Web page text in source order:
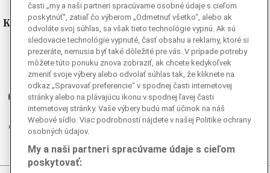
Kde nás nájdete
Facebook
Instagram
Ganjing
Youtube
Twitter
Telegram
časti „my a naši partneri spracúvame osobné údaje s cieľom
poskytnúť“, zatiaľ čo výberom „Odmetnuť všetko“, alebo ak
odvoláte svoj súhlas, sa však tieto technológie vypnú. Ak sú
sledovacie technológie vypnuté, časť obsahu a reklamy, ktoré si
prezeráte, nemusia byť také dôležité pre vás. V prípade potreby
môžete túto ponuku znova zobraziť, ak chcete kedykoľvek
zmeniť svoje výbery alebo odvolať súhlas tak, že kliknete na
odkaz „Spravovať preferencie“ v spodnej časti internetovej
stránky alebo na plávajúcu ikonu v spodnej ľavej časti
internetovej stránky. Vaše výbery budú mať účinok na náš
Webové sídlo. Viac podrobností nájdete v našej Politike ochrany
osobných údajov.
My a naši partneri spracúvame údaje s cieľom
poskytovať: